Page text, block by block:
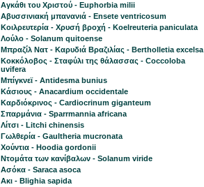
Αγκάθι του Χριστού - Euphorbia milii
Αβυσσινιακή μπανανιά - Ensete ventricosum
Κοιλρευτερία - Χρυσή βροχή - Koelreuteria paniculata
Λούλο - Solanum quitoense
Mπραζίλ Νατ - Καρυδιά Βραζιλίας - Bertholletia excelsa
Κοκκόλοβος - Σταφύλι της θάλασσας - Coccoloba
uvifera
Μπίγκνεϊ - Antidesma bunius
Κάσιους - Anacardium occidentale
Καρδιόκρινος - Cardiocrinum giganteum
Σπαρμάνια - Sparrmannia africana
Λίτσι - Litchi chinensis
Γωλθερία - Gaultheria mucronata
Χούντια - Hoodia gordonii
Ντομάτα των κανίβαλων - Solanum viride
Ασόκα - Saraca asoca
Aκι - Blighia sapida